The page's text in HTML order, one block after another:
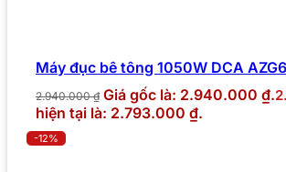
Máy đục bê tông 1050W DCA AZG6
2.940.000₫ Giá gốc là: 2.940.000 ₫.
hiện tại là: 2.793.000 ₫.
-12%